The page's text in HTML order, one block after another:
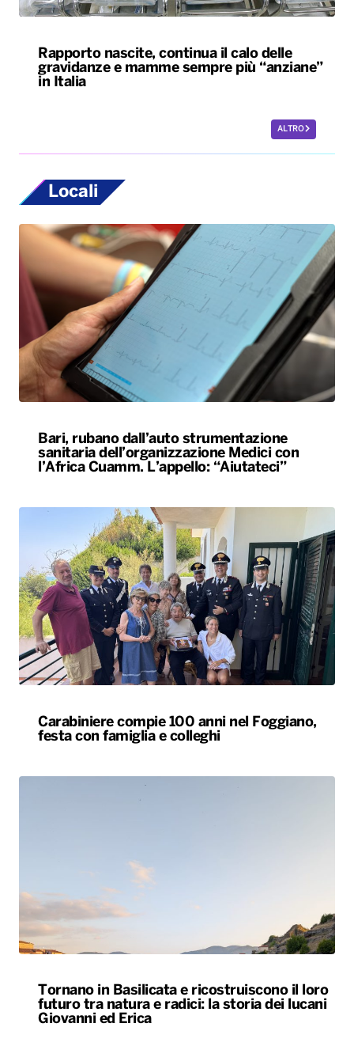
Rapporto nascite, continua il calo delle
gravidanze e mamme sempre più “anziane”
in Italia
ALTRO
Locali
Bari, rubano dall’auto strumentazione
sanitaria dell’organizzazione Medici con
l’Africa Cuamm. L’appello: “Aiutateci”
Carabiniere compie 100 anni nel Foggiano,
festa con famiglia e colleghi
Tornano in Basilicata e ricostruiscono il loro
futuro tra natura e radici: la storia dei lucani
Giovanni ed Erica